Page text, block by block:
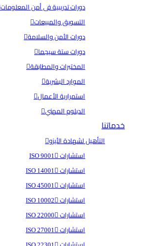
دورات تدريبية فى أمن المعلومات
التسويق والمبيعات
دورات الأمن والسلامة
دورات ستة سيجما
المختبرات والمطابقة
الموارد البشرية
استمرارية الأعمال
الدبلوم المهني
خدماتنا
التأهيل لشهادة الأيزو
استشارات ISO 9001
استشارات ISO 14001
استشارات ISO 45001
استشارات ISO 10002
استشارات ISO 22000
استشارات ISO 27001